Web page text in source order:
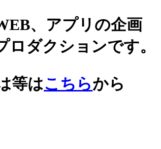
、アプリの企画
ロダクションです。
等はこちらから